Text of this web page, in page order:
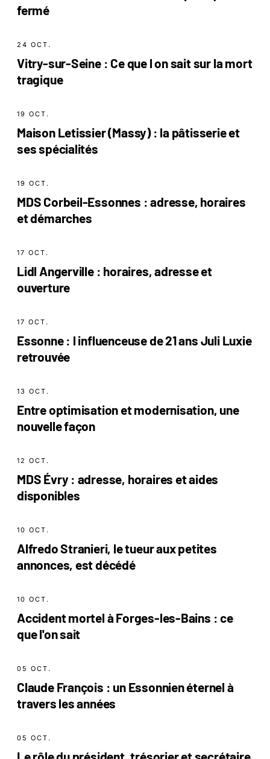
fermé
24 OCT.
Vitry-sur-Seine : Ce que l on sait sur la mort
tragique
19 OCT.
Maison Letissier (Massy) : la pâtisserie et
ses spécialités
19 OCT.
MDS Corbeil-Essonnes : adresse, horaires
et démarches
17 OCT.
Lidl Angerville : horaires, adresse et
ouverture
17 OCT.
Essonne : l influenceuse de 21 ans Juli Luxie
retrouvée
13 OCT.
Entre optimisation et modernisation, une
nouvelle façon
12 OCT.
MDS Évry : adresse, horaires et aides
disponibles
10 OCT.
Alfredo Stranieri, le tueur aux petites
annonces, est décédé
10 OCT.
Accident mortel à Forges-les-Bains : ce
que l'on sait
05 OCT.
Claude François : un Essonnien éternel à
travers les années
05 OCT.